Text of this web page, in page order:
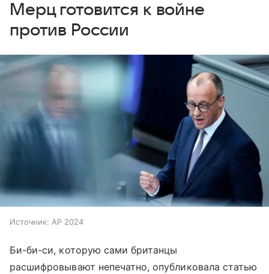
Мерц готовится к войне
против России
Источник: AP 2024
Би-би-си, которую сами британцы
расшифровывают непечатно, опубликовала статью